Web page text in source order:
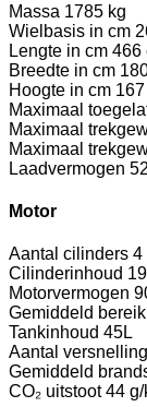
Massa 1785 kg
Wielbasis in cm
Lengte in cm 466
Breedte in cm
Hoogte in cm
Maximaal
Maximaal
Maximaal
Laadvermogen
Motor
Aantal cilinders 4
Cilinderinhoud
Motorvermogen
Gemiddeld bereik
Tankinhoud 45L
Aantal
Gemiddeld
CO₂ uitstoot 44 g/